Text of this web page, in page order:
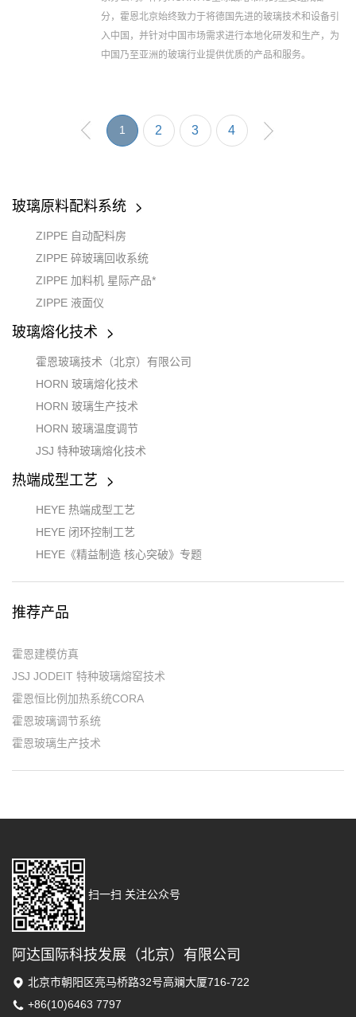
分，霍恩北京始终致力于将德国先进的玻璃技术和设备引
入中国，并针对中国市场需求进行本地化研发和生产，为
中国乃至亚洲的玻璃行业提供优质的产品和服务。
1 2 3 4
玻璃原料配料系统
ZIPPE 自动配料房
ZIPPE 碎玻璃回收系统
ZIPPE 加料机 星际产品*
ZIPPE 液面仪
玻璃熔化技术
霍恩玻璃技术（北京）有限公司
HORN 玻璃熔化技术
HORN 玻璃生产技术
HORN 玻璃温度调节
JSJ 特种玻璃熔化技术
热端成型工艺
HEYE 热端成型工艺
HEYE 闭环控制工艺
HEYE《精益制造 核心突破》专题
推荐产品
霍恩建模仿真
JSJ JODEIT 特种玻璃熔窑技术
霍恩恒比例加热系统CORA
霍恩玻璃调节系统
霍恩玻璃生产技术
扫一扫 关注公众号
阿达国际科技发展（北京）有限公司
北京市朝阳区亮马桥路32号高斓大厦716-722
+86(10)6463 7797